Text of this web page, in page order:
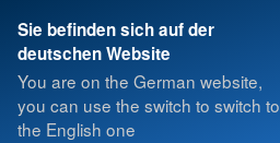
Sie befinden sich auf der
deutschen Website
You are on the German website,
you can use the switch to switch to
the English one